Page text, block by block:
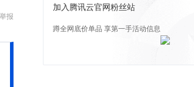
举报
加入腾讯云官网粉丝站
蹲全网底价单品 享第一手活动信息